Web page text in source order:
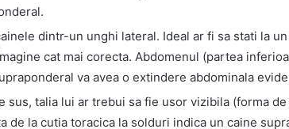
dintr-un unghi lateral. Ideal ar fi sa stati la
cat mai corecta. Abdomenul (partea
va avea o extindere abdominala
sus, talia lui ar trebui sa fie usor vizibila (forma
de la cutia toracica la solduri indica un caine